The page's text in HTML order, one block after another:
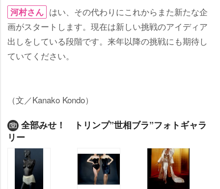
河村さん はい、その代わりにこれからまた新たな企
画がスタートします。現在は新しい挑戦のアイディア
出しをしている段階です。来年以降の挑戦にも期待し
ていてください。
（文／Kanako Kondo）
全部みせ！ トリンプ”世相ブラ”フォトギャラ
リー